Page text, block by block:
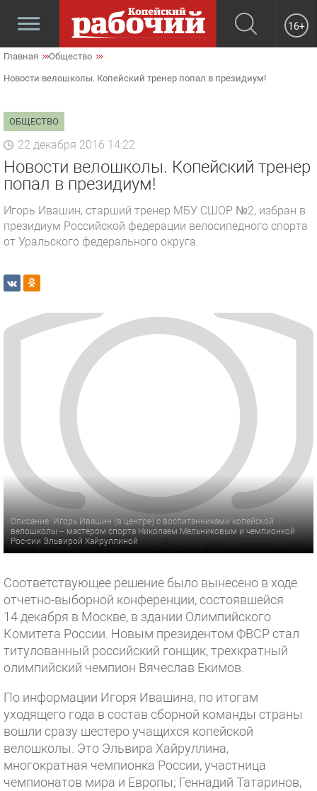
16+
Главная Общество
Новости велошколы. Копейский тренер попал в президиум!
ОБЩЕСТВО
22 декабря 2016 14:22
Новости велошколы. Копейский тренер
попал в президиум!
Игорь Ивашин, старший тренер МБУ СШОР №2, избран в
президиум Российской федерации велосипедного спорта
от Уральского федерального округа.
Описание: Игорь Ивашин (в центре) с воспитанниками копейской
велошколы – мастером спорта Николаем Мельниковым и чемпионкой
Рос-сии Эльвирой Хайруллиной
Соответствующее решение было вынесено в ходе
отчетно-выборной конференции, состоявшейся
14 декабря в Москве, в здании Олимпийского
Комитета России. Новым президентом ФВСР стал
титулованный российский гонщик, трехкратный
олимпийский чемпион Вячеслав Екимов.
По информации Игоря Ивашина, по итогам
уходящего года в состав сборной команды страны
вошли сразу шестеро учащихся копейской
велошколы. Это Эльвира Хайруллина,
многократная чемпионка России, участница
чемпионатов мира и Европы; Геннадий Татаринов,